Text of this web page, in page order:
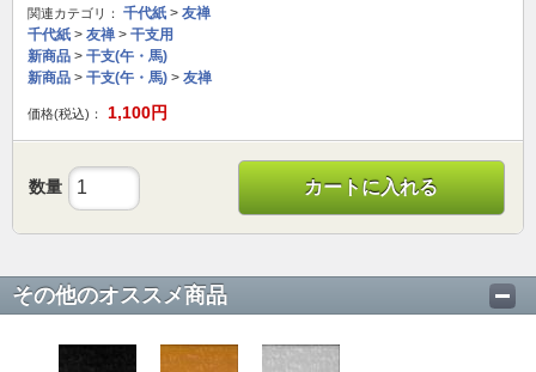
関連カテゴリ： 千代紙 > 友禅
千代紙 > 友禅 > 干支用
新商品 > 干支(午・馬)
新商品 > 干支(午・馬) > 友禅
価格(税込)： 1,100円
数量 カートに入れる
その他のオススメ商品